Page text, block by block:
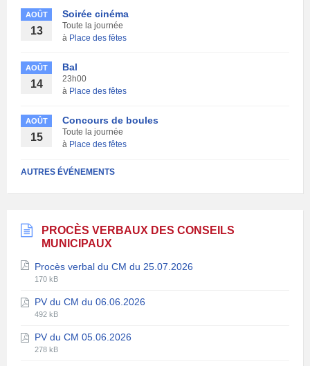
AOÛT
13
Soirée cinéma
Toute la journée
à Place des fêtes
AOÛT
14
Bal
23h00
à Place des fêtes
AOÛT
15
Concours de boules
Toute la journée
à Place des fêtes
AUTRES ÉVÉNEMENTS
PROCÈS VERBAUX DES CONSEILS
MUNICIPAUX
Procès verbal du CM du 25.07.2026
Extension
fichier:
pdf
Taille
fichier:
170 kB
PV du CM du 06.06.2026
Extension
fichier:
pdf
Taille
fichier:
492 kB
PV du CM 05.06.2026
Extension
Taille
278 kB